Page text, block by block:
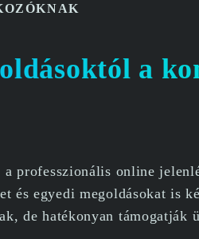
a
professzionális online
és egyedi megoldásokat is
de hatékonyan támogatják